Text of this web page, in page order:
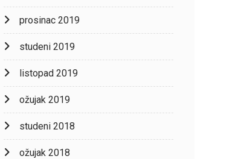
prosinac 2019
studeni 2019
listopad 2019
ožujak 2019
studeni 2018
ožujak 2018